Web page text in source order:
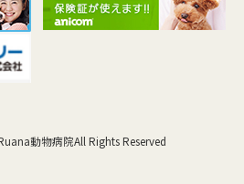
動物病院All Rights Reserved